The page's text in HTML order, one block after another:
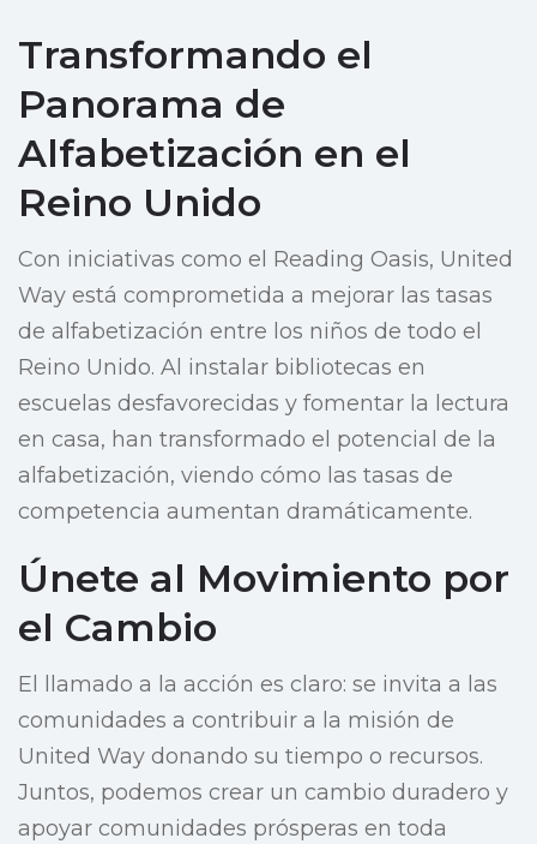
Transformando el
Panorama de
Alfabetización en el
Reino Unido
Con iniciativas como el Reading Oasis, United
Way está comprometida a mejorar las tasas
de alfabetización entre los niños de todo el
Reino Unido. Al instalar bibliotecas en
escuelas desfavorecidas y fomentar la lectura
en casa, han transformado el potencial de la
alfabetización, viendo cómo las tasas de
competencia aumentan dramáticamente.
Únete al Movimiento por
el Cambio
El llamado a la acción es claro: se invita a las
comunidades a contribuir a la misión de
United Way donando su tiempo o recursos.
Juntos, podemos crear un cambio duradero y
apoyar comunidades prósperas en toda